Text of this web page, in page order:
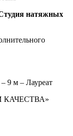
натяжных
9 м – Лауреат
КАЧЕСТВА»